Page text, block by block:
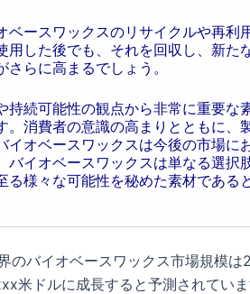
ースワックスのリサイクルや再利
した後でも、それを回収し、新た
らに高まるでしょう。
続可能性の観点から非常に重要な
消費者の意識の高まりとともに、
オベースワックスは今後の市場に
イオベースワックスは単なる選択
様々な可能性を秘めた素材である
のバイオベースワックス市場規模
米ドルに成長すると予測されていま